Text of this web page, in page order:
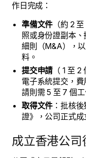
作日完成：
準備文件 （約 2
照或身份證副本
細則（M&A），
料。
提交申請 （ 1 至
電子系統提交，
請則需 5 至 7 個工
取得文件 ：批核
證》，公司正式成
成立香港公